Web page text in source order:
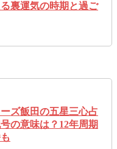
裏運気の時期と過ご
ズ飯田の五星三心占
の意味は？12年周期